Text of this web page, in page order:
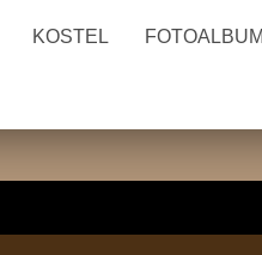
KOSTEL FOTOALBUM